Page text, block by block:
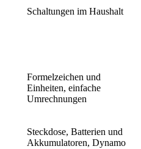
Schaltungen im Haushalt
Formelzeichen und
Einheiten, einfache
Umrechnungen
Steckdose, Batterien und
Akkumulatoren, Dynamo